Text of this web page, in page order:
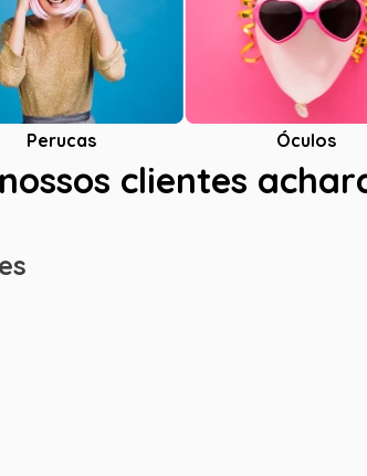
Perucas Óculos
clientes